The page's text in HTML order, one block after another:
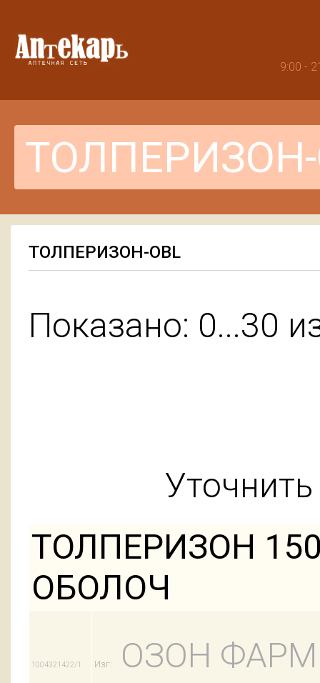
9:00 -
ТОЛПЕРИЗОН-OBL
Показано: 0...30
ТОЛПЕРИЗОН
ОБОЛОЧ
1004321422/1 Изг:
ОЗОН